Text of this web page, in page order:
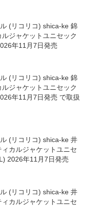
(リコリコ) shica-ke 錦
ジャケットユニセック
年11月7日発売
(リコリコ) shica-ke 錦
ジャケットユニセック
年11月7日発売 で取扱
(リコリコ) shica-ke 井
ィカルジャケットユニセ
2026年11月7日発売
(リコリコ) shica-ke 井
ィカルジャケットユニセ